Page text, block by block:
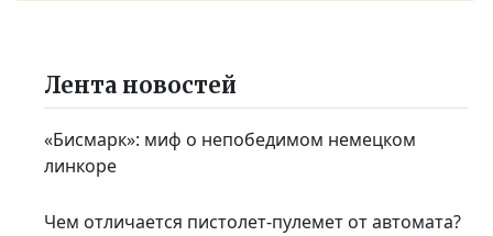
Лента новостей
«Бисмарк»: миф о непобедимом немецком
линкоре
Чем отличается пистолет-пулемет от автомата?